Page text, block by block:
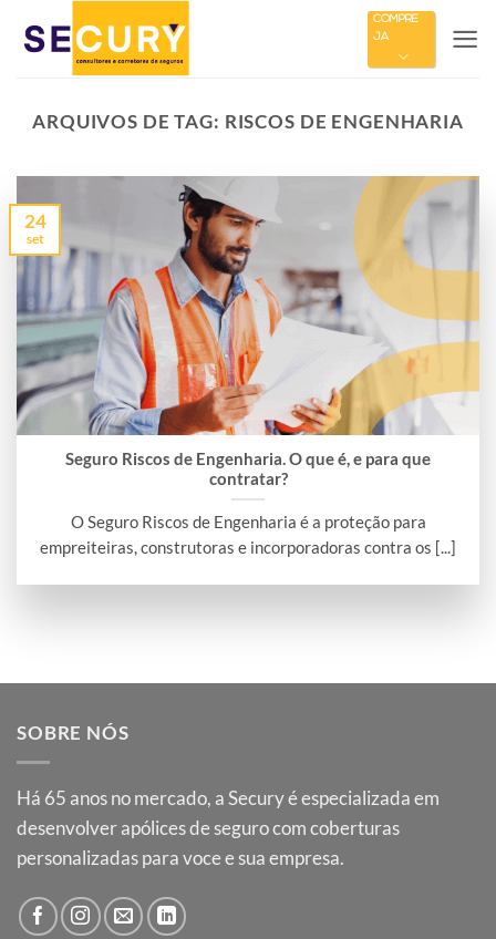
COMPRE
JÁ
ARQUIVOS DE TAG: RISCOS DE ENGENHARIA
Seguro Riscos de Engenharia. O que é, e para que
contratar?
O Seguro Riscos de Engenharia é a proteção para
empreiteiras, construtoras e incorporadoras contra os [...]
24
set
SOBRE NÓS
Há 65 anos no mercado, a Secury é especializada em
desenvolver apólices de seguro com coberturas
personalizadas para voce e sua empresa.